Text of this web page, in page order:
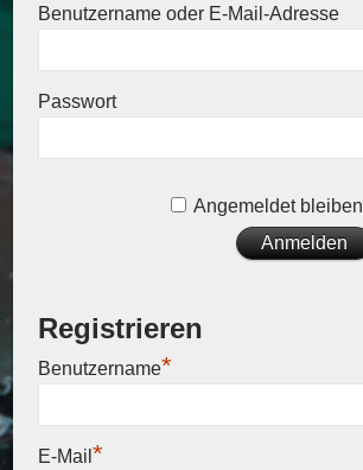
Benutzername oder E-Mail-Adresse
Passwort
Angemeldet bleiben
Registrieren
Benutzername*
E-Mail*